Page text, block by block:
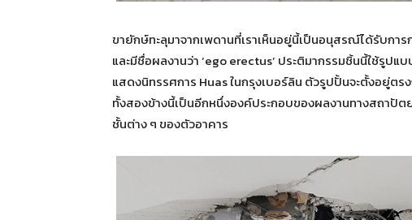
ขายักษ์ทะลุมาจากเพดานที่เราเห็นอยู่นี้เป็นอนุสรณ์ได้รับกา
และมีชื่อผลงานว่า ‘ego erectus’ ประติมากรรมชิ้นนี้ใช้รูป
แสดงนิทรรศการ Huas ในกรุงเบอร์ลิน ตัวรูปปั้นจะตั้งอยู่ต
ทั้งสองข้างนี้เป็นอีกหนึ่งองค์ประกอบของผลงานทางสถาปั
ชั้นต่าง ๆ ของตัวอาคาร